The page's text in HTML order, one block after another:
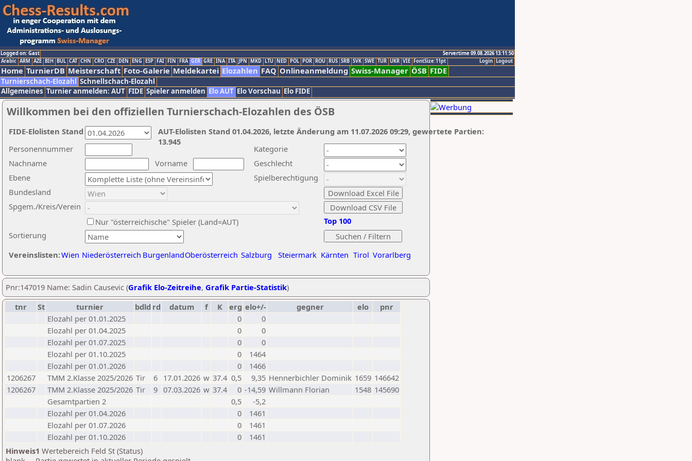
Logged on: Gast
Servertime 09.08.2026 13:11:50
Logout
Login
Arabic ARM AZE BIH BUL CAT CHN CRO CZE DEN ENG ESP FAI FIN FRA GER GRE INA ITA JPN MKD LTU NED POL POR ROU RUS SRB SVK SWE TUR UKR VIE FontSize:11pt
Home TurnierDB Meisterschaft Foto-Galerie Meldekartei Elozahlen FAQ Onlineanmeldung Swiss-Manager ÖSB FIDE
Turnierschach-Elozahl Schnellschach-Elozahl
Allgemeines Turnier anmelden: AUT FIDE Spieler anmelden Elo AUT Elo Vorschau Elo FIDE
Willkommen bei den offiziellen Turnierschach-Elozahlen des ÖSB
Nachname
Vorname
Ebene
Kategorie
Sortierung
Personennummer
Bundesland
Spgem./Kreis/Verein
Geschlecht
Nur "österreichische" Spieler (Land=AUT)
Spielberechtigung
Vereinslisten:Wien Niederösterreich BurgenlandOberösterreich Salzburg Steiermark Kärnten Tirol Vorarlberg
Top 100
AUT-Elolisten Stand 01.04.2026, letzte Änderung am 11.07.2026 09:29, gewertete Partien:
13.945
FIDE-Elolisten Stand
Pnr:147019 Name: Sadin Causevic (Grafik Elo-Zeitreihe, Grafik Partie-Statistik)
tnr
St turnier bdld rd datum f K erg elo+/- gegner elo
pnr
Elozahl per 01.01.2025
0
0
Elozahl per 01.04.2025
0
0
Elozahl per 01.07.2025
0
0
Elozahl per 01.10.2025
0
1464
Elozahl per 01.01.2026
0
1466
1206267
TMM 2.Klasse 2025/2026 Tir 6 17.01.2026 w 37.4 0,5 9,35 Hennerbichler Dominik 1659 146642
1206267
TMM 2.Klasse 2025/2026 Tir 9 07.03.2026 w 37.4 0 -14,59 Willmann Florian 1548 145690
Gesamtpartien 2
0,5
-5,2
Elozahl per 01.04.2026
0
1461
Elozahl per 01.07.2026
0
1461
Elozahl per 01.10.2026
0
1461
Hinweis1 Wertebereich Feld St (Status)